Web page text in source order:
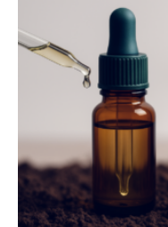
Region Kachin in
ausgezeichnetem
Art einer neuen
nun den Namen
fossile Nachweis
stellt gleichzeitig den
Mückenlarve aus dem